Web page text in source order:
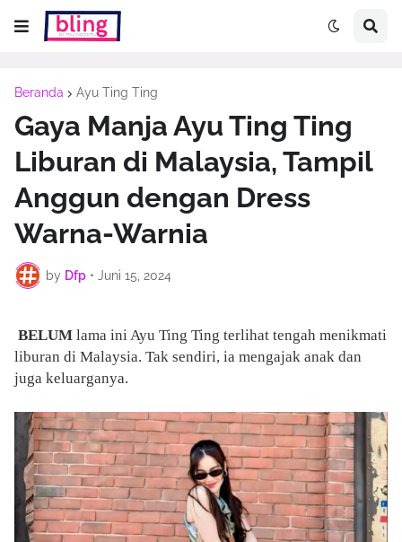
Beranda Ayu Ting Ting
Gaya Manja Ayu Ting Ting
Liburan di Malaysia, Tampil
Anggun dengan Dress
Warna-Warnia
by Dfp • Juni 15, 2024
BELUM lama ini Ayu Ting Ting terlihat tengah menikmati
liburan di Malaysia. Tak sendiri, ia mengajak anak dan
juga keluarganya.